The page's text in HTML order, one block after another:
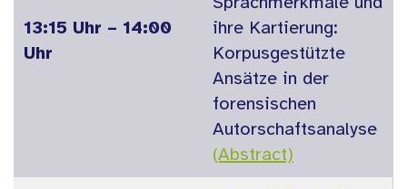
13:15 Uhr – 14:00
Uhr
ihre Kartierung:
Korpusgestützte
Ansätze in der
forensischen
Autorschaftsanalyse
(Abstract)